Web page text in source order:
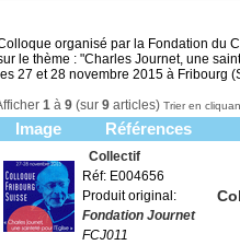
organisé par la Fondation du
le thème : "Charles Journet, une
les 27 et 28 novembre 2015 à Fribourg
1 à 9 (sur 9 articles) Trier en
Image Références
Collectif
Réf: E004656
Produit original:
Fondation Journet
FCJ011